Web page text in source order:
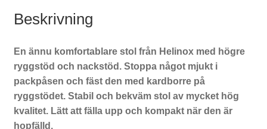
Beskrivning
En ännu komfortablare stol från Helinox med högre
ryggstöd och nackstöd. Stoppa något mjukt i
packpåsen och fäst den med kardborre på
ryggstödet. Stabil och bekväm stol av mycket hög
kvalitet. Lätt att fälla upp och kompakt när den är
hopfälld.